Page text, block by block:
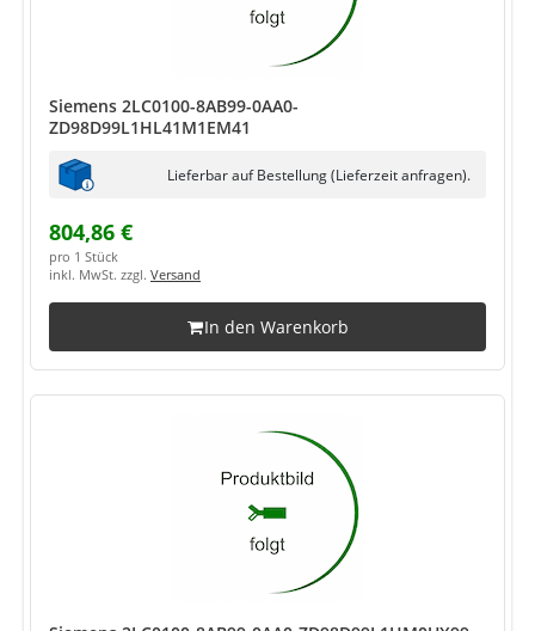
Siemens 2LC0100-8AB99-0AA0-
ZD98D99L1HL41M1EM41
Lieferbar auf Bestellung (Lieferzeit anfragen).
804,86 €
pro 1 Stück
inkl. MwSt. zzgl. Versand
In den Warenkorb